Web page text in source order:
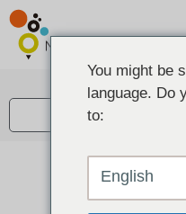
結婚指輪とペ
下記コースで手作
You might be
language. Do
to:
English